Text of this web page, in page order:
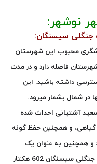
نوشهر:
جنگلی سیسنگان:
محبوب این شهرستان
از این شهرستان فاصله دارد و در مدت
داشته باشید. این
در شمال بشمار میرود.
آشتیانی احداث شده
گیاهی، و همچنین حفظ گونه
و همچنین به عنوان یک
منطقه گردشگری محسوب می شود. پارک جنگلی سیسنگان 602 هکتار